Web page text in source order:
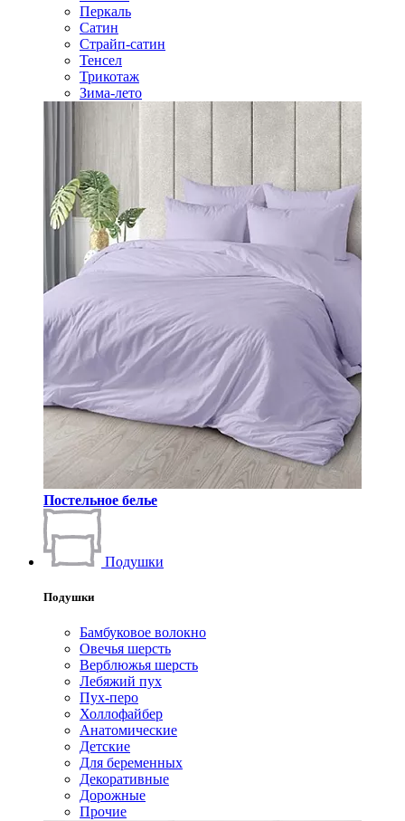
Перкаль
Сатин
Страйп-сатин
Тенсел
Трикотаж
Зима-лето
Постельное белье
Подушки
Подушки
Бамбуковое волокно
Овечья шерсть
Верблюжья шерсть
Лебяжий пух
Пух-перо
Холлофайбер
Анатомические
Детские
Для беременных
Декоративные
Дорожные
Прочие